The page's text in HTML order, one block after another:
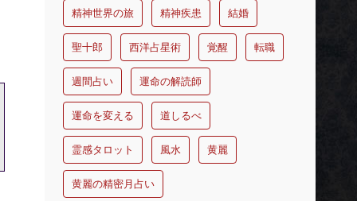
精神世界の旅 精神疾患 結婚
聖十郎 西洋占星術 覚醒 転職
週間占い 運命の解読師
運命を変える 道しるべ
霊感タロット 風水 黄麗
黄麗の精密月占い